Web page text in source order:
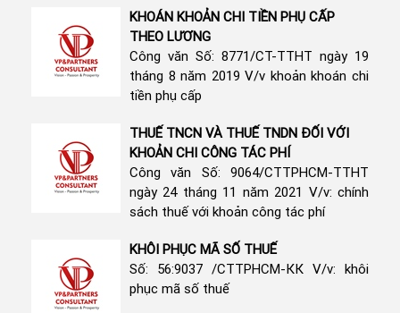
KHOÁN KHOẢN CHI TIỀN PHỤ CẤP
THEO LƯƠNG
Công văn Số: 8771/CT-TTHT ngày 19
tháng 8 năm 2019 V/v khoản khoán chi
tiền phụ cấp
THUẾ TNCN VÀ THUẾ TNDN ĐỐI VỚI
KHOẢN CHI CÔNG TÁC PHÍ
Công văn Số: 9064/CTTPHCM-TTHT
ngày 24 tháng 11 năm 2021 V/v: chính
sách thuế với khoản công tác phí
KHÔI PHỤC MÃ SỐ THUẾ
Số: 56:9037 /СТТРНСМ-КК V/v: khôi
phục mã số thuế